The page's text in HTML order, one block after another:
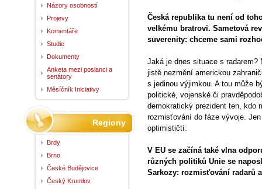
Česká republika tu není od
velkému bratrovi. Sametová
suverenity: chceme sami
Jaká je dnes situace s radarem?
jistě nezmění americkou
s jedinou výjimkou. A tou může
politické, vojenské či
demokratický prezident ten, kdo
rozmisťování do fáze vývoje.
optimističtí.
V EU se začíná také vlna
různých politiků Unie se
Sarkozy: rozmisťování radarů
Názory osobností
Projevy
Komentáře
Studie
Dokumenty
Anketa mezi poslanci a
senátory
Měsíčník Iniciativy
Regiony
Brdy
Brno
České Budějovice
Český Krumlov